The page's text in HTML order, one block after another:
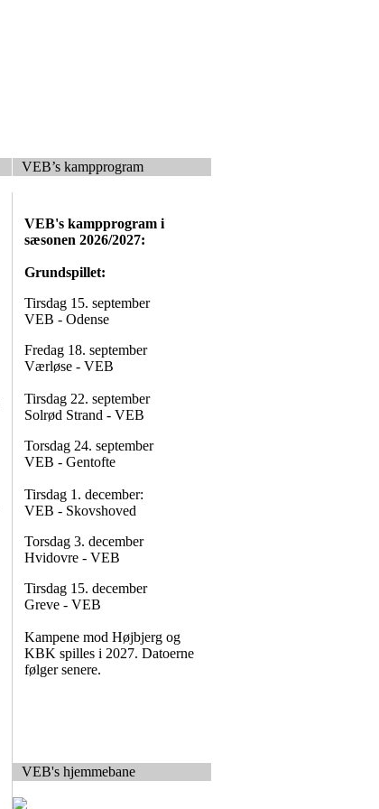
VEB’s kampprogram
VEB's kampprogram i
sæsonen 2026/2027:
Grundspillet:
Tirsdag 15. september
VEB - Odense
Fredag 18. september
Værløse - VEB
Tirsdag 22. september
Solrød Strand - VEB
Torsdag 24. september
VEB - Gentofte
Tirsdag 1. december:
VEB - Skovshoved
Torsdag 3. december
Hvidovre - VEB
Tirsdag 15. december
Greve - VEB
Kampene mod Højbjerg og
KBK spilles i 2027. Datoerne
følger senere.
VEB's hjemmebane